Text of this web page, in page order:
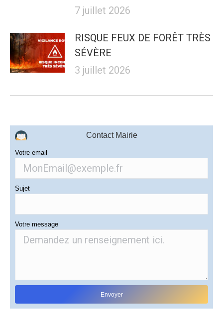
7 juillet 2026
RISQUE FEUX DE FORÊT TRÈS
SÉVÈRE
3 juillet 2026
Contact Mairie
Votre email
Sujet
Votre message